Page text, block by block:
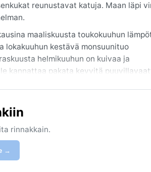
reunustavat katuja. Maan läpi
maaliskuusta toukokuuhun
lokakuuhun kestävä monsuunituo
helmikuuhun on kuivaa ja
kannattaa pakata kevyitä
huumaavaa. Huhtikuussa esiintyy
Myanmarissa ei yleensä koeta
tekee Amarapurasta kiehtovan
rinnakkain.
→